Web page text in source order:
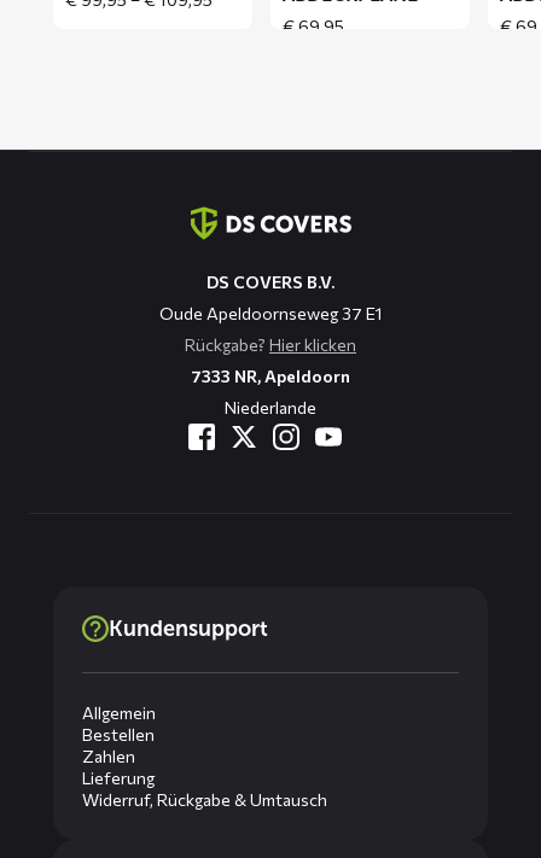
€69,95 €
DS COVERS B.V.
Oude Apeldoornseweg 37 E1
Rückgabe? Hier klicken
7333 NR, Apeldoorn
Niederlande
Kundensupport
Allgemein
Bestellen
Zahlen
Lieferung
Widerruf, Rückgabe & Umtausch